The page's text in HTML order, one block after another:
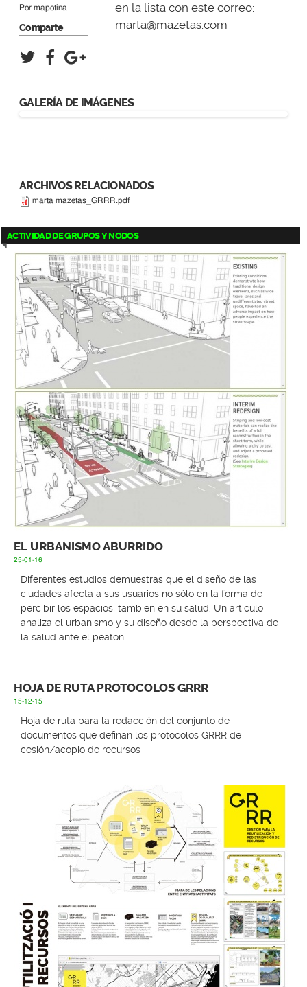
Pormapotina
Comparte
en la lista con este correo:
marta@mazetas.com
GALERÍA DE IMÁGENES
ARCHIVOS RELACIONADOS
marta mazetas_GRRR.pdf
ACTIVIDAD DE GRUPOS Y NODOS
EL URBANISMO ABURRIDO
25-01-16
Diferentes estudios demuestras que el diseño de las
ciudades afecta a sus usuarios no sólo en la forma de
percibir los espacios, tambien en su salud. Un artículo
analiza el urbanismo y su diseño desde la perspectiva de
la salud ante el peatón.
HOJA DE RUTA PROTOCOLOS GRRR
15-12-15
Hoja de ruta para la redacción del conjunto de
documentos que definan los protocolos GRRR de
cesión/acopio de recursos